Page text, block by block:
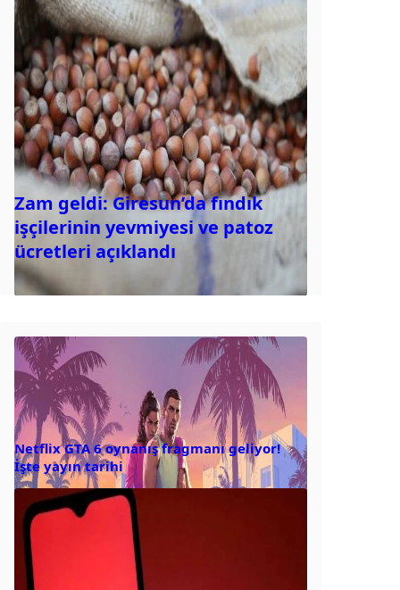
Zam geldi: Giresun’da fındık
işçilerinin yevmiyesi ve patoz
ücretleri açıklandı
Netflix GTA 6 oynanış fragmanı geliyor!
İşte yayın tarihi